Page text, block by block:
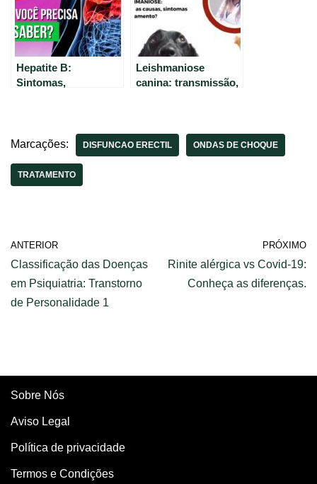
Hepatite B:
Sintomas,
Cura
Leishmaniose
canina: transmissão,
Marcações: DISFUNCAO ERECTIL ONDAS DE CHOQUE
TRATAMENTO
ANTERIOR
Classificação das Doenças
em Psiquiatria: Transtorno
de Personalidade 1
PRÓXIMO
Rinite alérgica vs Covid-19:
Conheça as diferenças.
Sobre Nós
Aviso Legal
Política de privacidade
Termos e Condições